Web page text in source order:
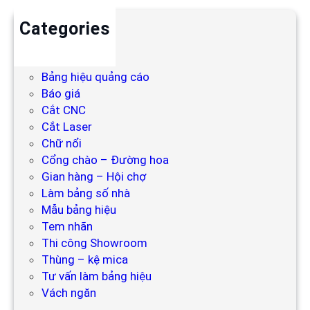
Categories
Bảng hiệu quảng cáo
Báo giá
Cắt CNC
Cắt Laser
Chữ nổi
Cổng chào – Đường hoa
Gian hàng – Hội chợ
Làm bảng số nhà
Mẫu bảng hiệu
Tem nhãn
Thi công Showroom
Thùng – kệ mica
Tư vấn làm bảng hiệu
Vách ngăn